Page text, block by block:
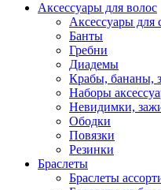
Аксессуары для волос
Аксессуары для
Банты
Гребни
Диадемы
Крабы, бананы,
Наборы
Невидимки,
Ободки
Повязки
Резинки
Браслеты
Браслеты